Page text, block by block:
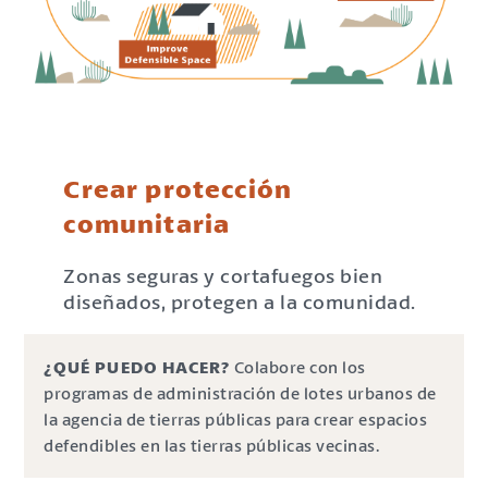
Crear protección
comunitaria
Zonas seguras y cortafuegos bien
diseñados, protegen a la comunidad.
¿QUÉ PUEDO HACER? Colabore con los
programas de administración de lotes urbanos de
la agencia de tierras públicas para crear espacios
defendibles en las tierras públicas vecinas.